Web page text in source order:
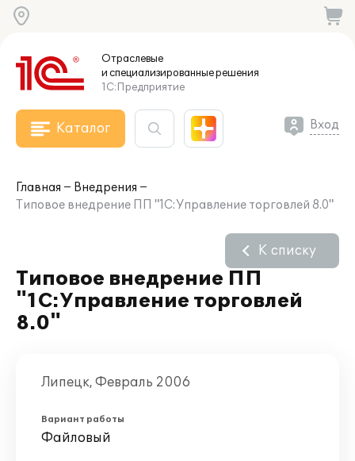
Отраслевые
и специализированныерешения
1С:Предприятие
Каталог Вход
Главная
Внедрения
Типовое внедрение ПП "1С:Управление торговлей 8.0"
Типовое внедрение ПП
"1С:Управление торговлей
8.0"
К списку
Липецк, Февраль 2006
Вариант работы
Файловый